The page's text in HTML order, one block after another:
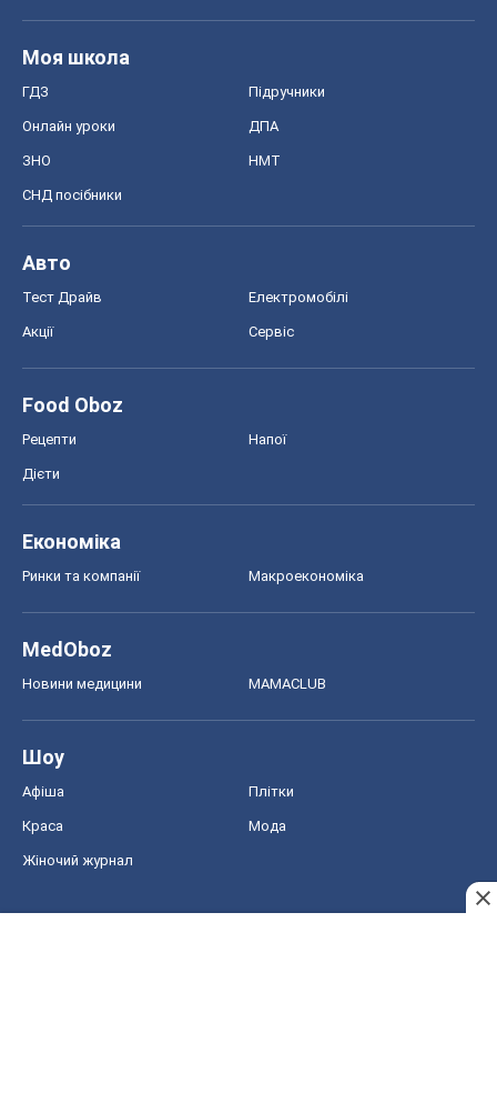
Моя школа
ГДЗ Підручники
Онлайн уроки ДПА
ЗНО НМТ
СНД посібники
Авто
Тест Драйв Електромобілі
Акції Сервіс
Food Oboz
Рецепти Напої
Дієти
Економіка
Ринки та компанії Макроекономіка
MedOboz
Новини медицини MAMACLUB
Шоу
Афіша Плітки
Краса Мода
Жіночий журнал